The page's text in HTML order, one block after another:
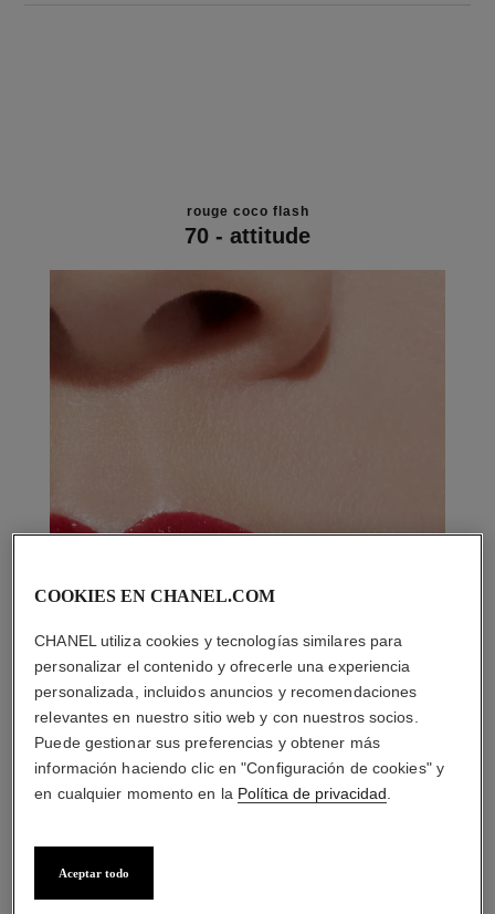
rouge coco flash
70 - attitude
COOKIES EN CHANEL.COM
CHANEL utiliza cookies y tecnologías similares para
personalizar el contenido y ofrecerle una experiencia
personalizada, incluidos anuncios y recomendaciones
relevantes en nuestro sitio web y con nuestros socios.
Puede gestionar sus preferencias y obtener más
información haciendo clic en "Configuración de cookies" y
en cualquier momento en la Política de privacidad
Aceptar todo